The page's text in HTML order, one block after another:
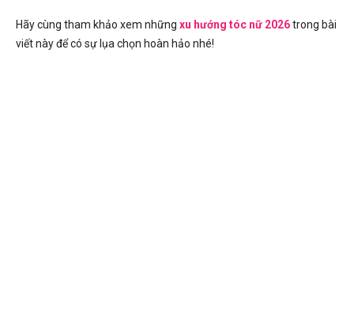
Hãy cùng tham khảo xem những xu hướng tóc nữ 2026trong bài
viết này để có sự lụa chọn hoàn hảo nhé!